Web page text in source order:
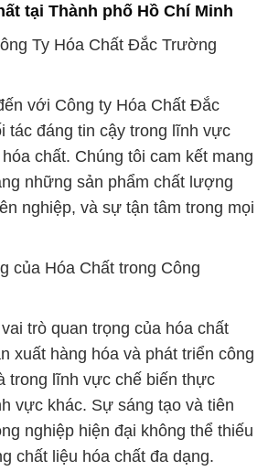
tại Thành phố Hồ Chí Minh
Ty Hóa Chất Đắc Trường
với Công ty Hóa Chất Đắc
tác đáng tin cậy trong lĩnh vực
chất. Chúng tôi cam kết mang
những sản phẩm chất lượng
nghiệp, và sự tận tâm trong mọi
của Hóa Chất trong Công
trò quan trọng của hóa chất
xuất hàng hóa và phát triển công
trong lĩnh vực chế biến thực
vực khác. Sự sáng tạo và tiên
nghiệp hiện đại không thể thiếu
chất liệu hóa chất đa dạng.